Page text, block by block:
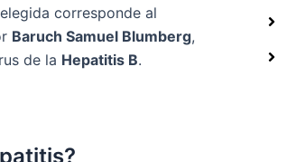
corresponde al
Baruch Samuel Blumberg,
de la Hepatitis B.